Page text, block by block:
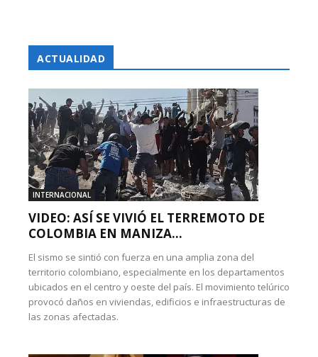
ACTUALIDAD
INTERNACIONAL
VIDEO: ASÍ SE VIVIÓ EL TERREMOTO DE
COLOMBIA EN MANIZA...
El sismo se sintió con fuerza en una amplia zona del
territorio colombiano, especialmente en los departamentos
ubicados en el centro y oeste del país. El movimiento telúrico
provocó daños en viviendas, edificios e infraestructuras de
las zonas afectadas.